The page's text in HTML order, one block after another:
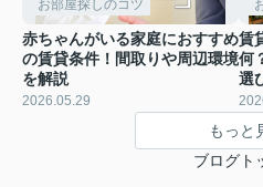
お部屋探しのコツ
赤ちゃんがいる家庭におすすめ
の賃貸条件！間取りや周辺環境
を解説
2026.05.29
賃
何
選
もっと
ブログト